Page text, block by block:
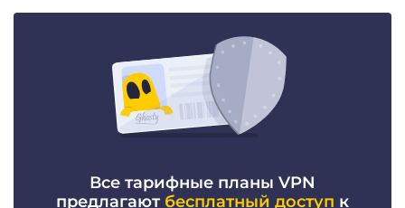
Все тарифные планы VPN
предлагают бесплатный доступ к